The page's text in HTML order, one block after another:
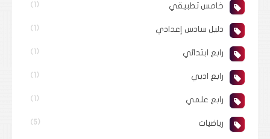
خامس تطبيقي (1)
دليل سادس إعدادي (1)
رابع ابتدائي (1)
رابع ادبي (1)
رابع علمي (1)
رياضيات (5)